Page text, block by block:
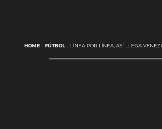
HOME- FÚTBOL- LÍNEA POR LÍNEA, ASÍ LLEGA